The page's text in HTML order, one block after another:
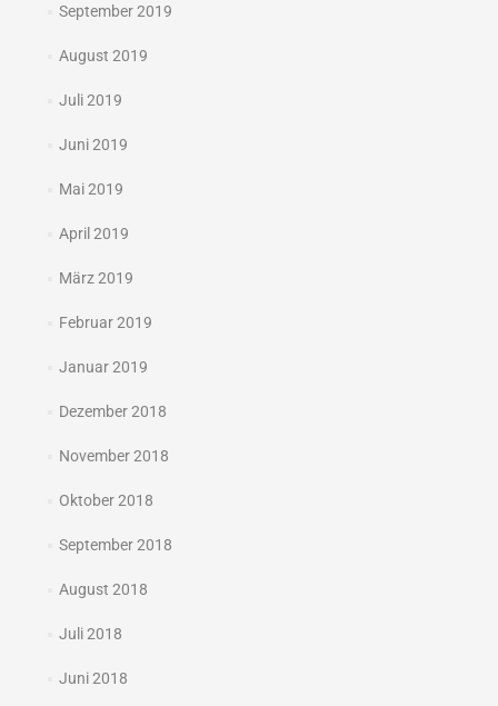
September 2019
August 2019
Juli 2019
Juni 2019
Mai 2019
April 2019
März 2019
Februar 2019
Januar 2019
Dezember 2018
November 2018
Oktober 2018
September 2018
August 2018
Juli 2018
Juni 2018